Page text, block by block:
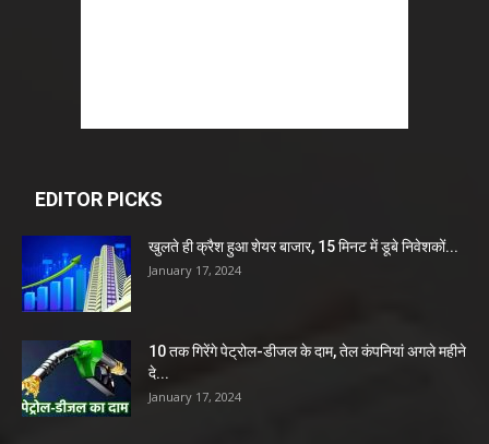
EDITOR PICKS
खुलते ही क्रैश हुआ शेयर बाजार, 15 मिनट में डूबे निवेशकों...
January 17, 2024
10 तक गिरेंगे पेट्रोल-डीजल के दाम, तेल कंपनियां अगले महीने
दे...
January 17, 2024